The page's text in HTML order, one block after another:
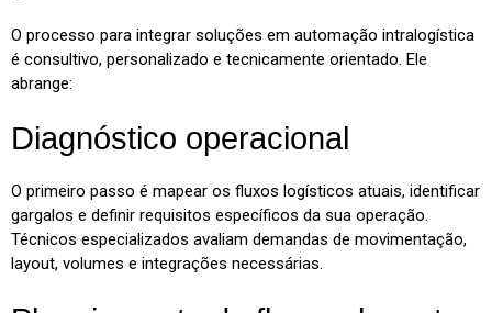
O processo para integrar soluções em automação intralogística
é consultivo, personalizado e tecnicamente orientado. Ele
abrange:
Diagnóstico operacional
O primeiro passo é mapear os fluxos logísticos atuais, identificar
gargalos e definir requisitos específicos da sua operação.
Técnicos especializados avaliam demandas de movimentação,
layout, volumes e integrações necessárias.